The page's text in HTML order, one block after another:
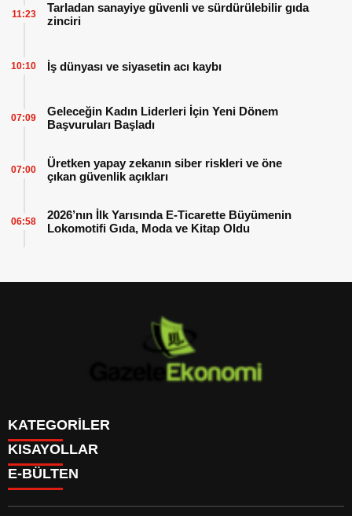
Tarladan sanayiye güvenli ve sürdürülebilir gıda
zinciri
11:23
İş dünyası ve siyasetin acı kaybı
10:10
Geleceğin Kadın Liderleri İçin Yeni Dönem
Başvuruları Başladı
07:09
Üretken yapay zekanın siber riskleri ve öne
çıkan güvenlik açıkları
07:00
2026’nın İlk Yarısında E-Ticarette Büyümenin
Lokomotifi Gıda, Moda ve Kitap Oldu
06:58
KATEGORİLER
GÜNDEM
DÜNYA
SİYASET
KISAYOLLAR
BURÇLAR
E-BÜLTEN